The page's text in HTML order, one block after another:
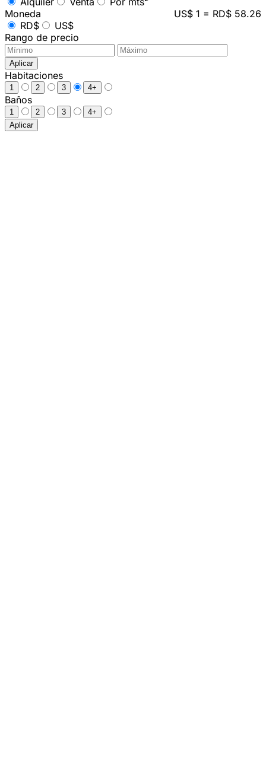
Moneda
US$ 1 = RD$ 58.26
RD$
US$
Rango de precio
Aplicar
Habitaciones
1 2 3 4+
Baños
1 2 3
4+
Aplicar